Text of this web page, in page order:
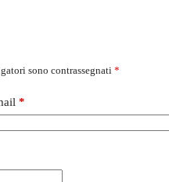
sono contrassegnati *
*